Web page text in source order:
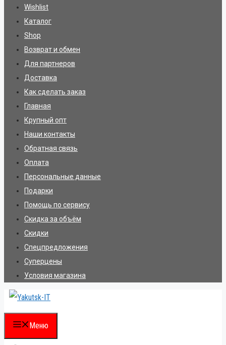
Wishlist
Каталог
Shop
Возврат и обмен
Для партнеров
Доставка
Как сделать заказ
Главная
Крупный опт
Наши контакты
Обратная связь
Оплата
Персональные данные
Подарки
Помощь по сервису
Скидка за объём
Скидки
Спецпредложения
Суперцены
Условия магазина
Меню